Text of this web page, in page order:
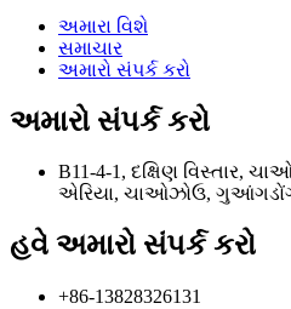
અમારા વિશે
સમાચાર
અમારો સંપર્ક કરો
અમારો સંપર્ક કરો
B11-4-1, દક્ષિણ વિસ્તાર,
એરિયા, ચાઓઝોઉ,
હવે અમારો સંપર્ક કરો
+86-13828326131